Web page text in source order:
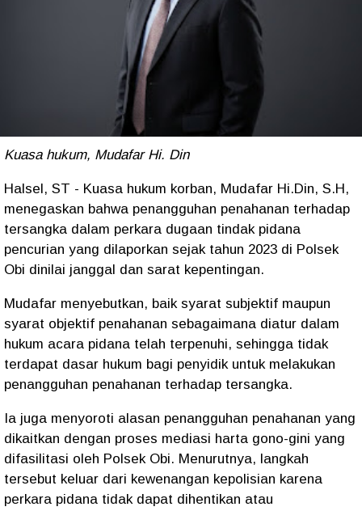
Kuasa hukum, Mudafar Hi. Din
Halsel, ST - Kuasa hukum korban, Mudafar Hi.Din, S.H,
menegaskan bahwa penangguhan penahanan terhadap
tersangka dalam perkara dugaan tindak pidana
pencurian yang dilaporkan sejak tahun 2023 di Polsek
Obi dinilai janggal dan sarat kepentingan.
Mudafar menyebutkan, baik syarat subjektif maupun
syarat objektif penahanan sebagaimana diatur dalam
hukum acara pidana telah terpenuhi, sehingga tidak
terdapat dasar hukum bagi penyidik untuk melakukan
penangguhan penahanan terhadap tersangka.
Ia juga menyoroti alasan penangguhan penahanan yang
dikaitkan dengan proses mediasi harta gono-gini yang
difasilitasi oleh Polsek Obi. Menurutnya, langkah
tersebut keluar dari kewenangan kepolisian karena
perkara pidana tidak dapat dihentikan atau